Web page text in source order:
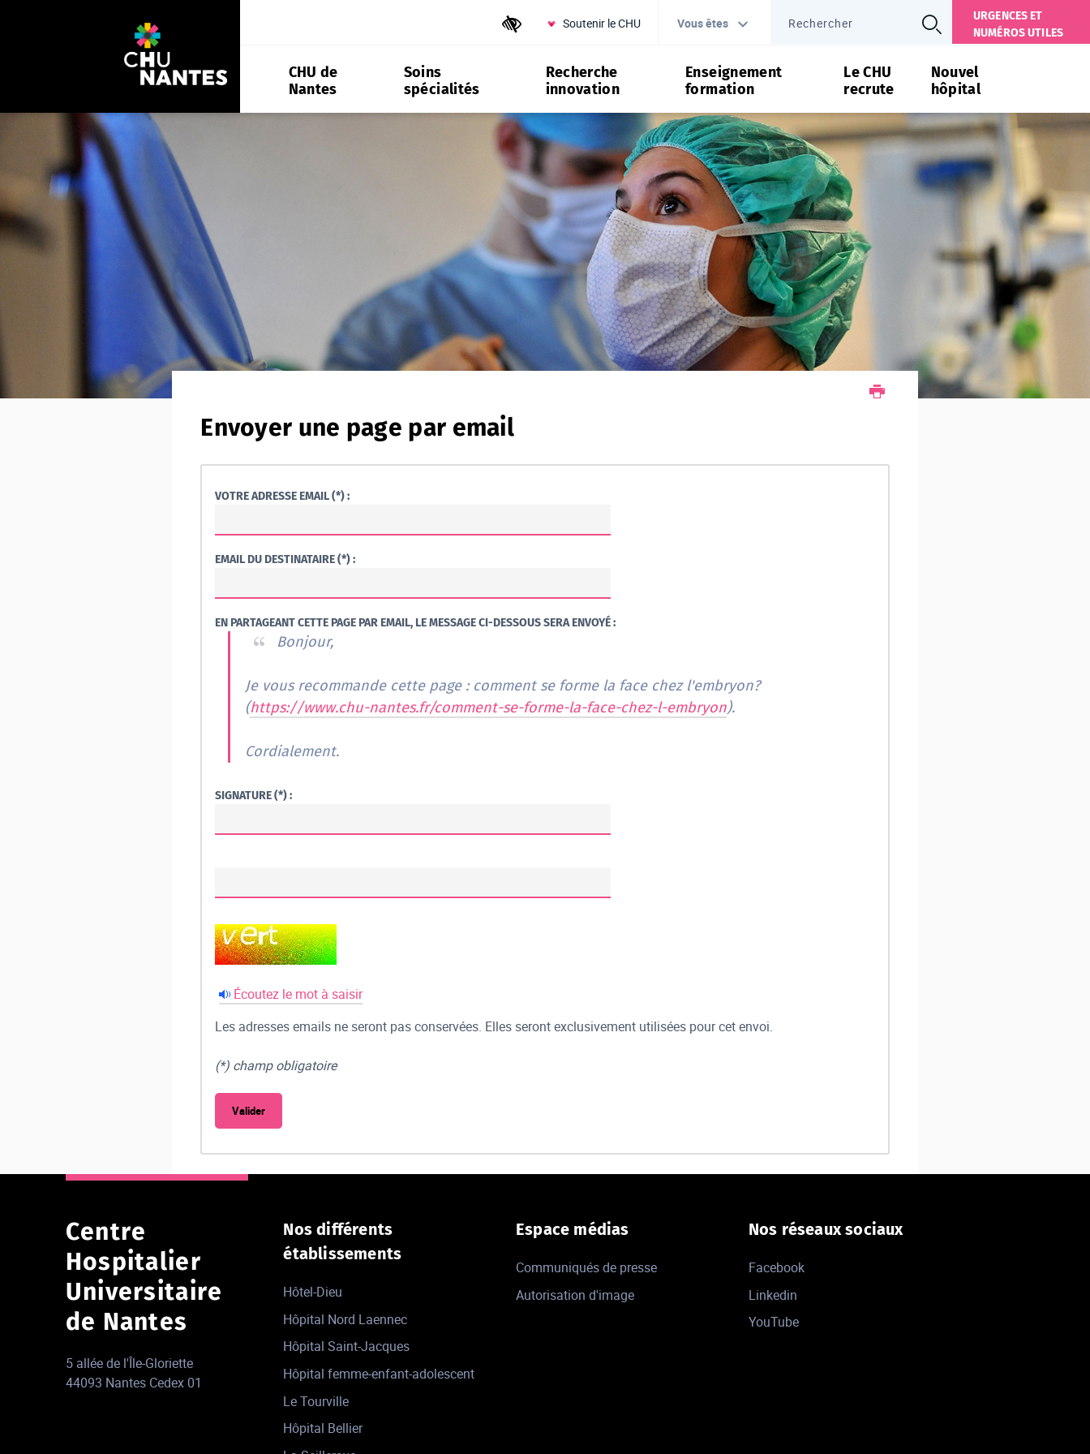
Outils d'accessibilité
Soutenir le CHU Vous êtes
URGENCES ET
NUMÉROS UTILES
CHU de
Nantes
Soins
spécialités
Recherche
innovation
Enseignement
formation
Le CHU
recrute
Nouvel
hôpital
Envoyer une page par email
VOTRE ADRESSE EMAIL (*) :
EMAIL DU DESTINATAIRE (*) :
EN PARTAGEANT CETTE PAGE PAR EMAIL, LE MESSAGE CI-DESSOUS SERA ENVOYÉ :
Bonjour,
Je vous recommande cette page : comment se forme la face chez l'embryon?
(https://www.chu-nantes.fr/comment-se-forme-la-face-chez-l-embryon).
Cordialement.
SIGNATURE (*) :
Écoutez le mot à saisir
Les adresses emails ne seront pas conservées. Elles seront exclusivement utilisées pour cet envoi.
(*) champ obligatoire
Centre
Hospitalier
Universitaire
de Nantes
5 allée de l'Île-Gloriette
44093 Nantes Cedex 01
Nos différents
établissements
Hôtel-Dieu
Hôpital Nord Laennec
Hôpital Saint-Jacques
Hôpital femme-enfant-adolescent
Le Tourville
Hôpital Bellier
Espace médias
Communiqués de presse
Autorisation d'image
Nos réseaux sociaux
Facebook
Linkedin
YouTube